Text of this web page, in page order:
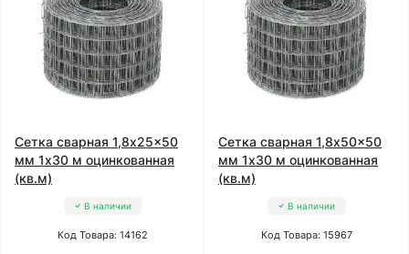
Сетка сварная 1,8x25x50
мм 1x30 м оцинкованная
(кв.м)
В наличии
Код Товара: 14162
Сетка сварная 1,8x50x50
мм 1x30 м оцинкованная
(кв.м)
В наличии
Код Товара: 15967